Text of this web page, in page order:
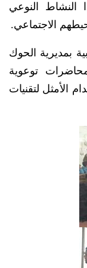
النوعي
الاجتماعي.
بمديرية الحوك
توعوية
الأمثل لتقنيات